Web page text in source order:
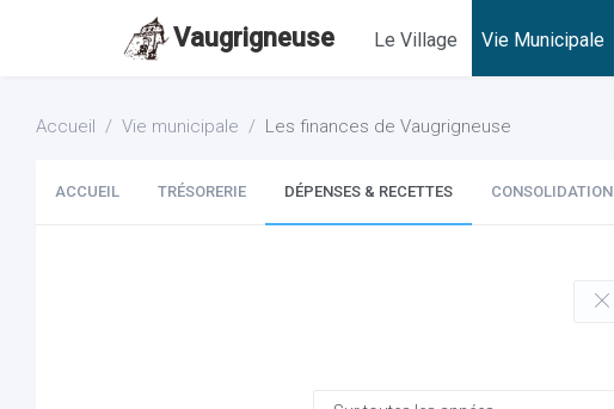
Vaugrigneuse Le Village Vie Municipale
Accueil Vie municipale Les finances de Vaugrigneuse
ACCUEIL TRÉSORERIE DÉPENSES & RECETTES CONSOLIDATION